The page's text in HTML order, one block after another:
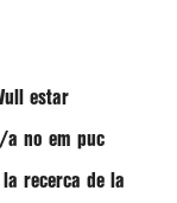
estar
a no em puc
recerca de la